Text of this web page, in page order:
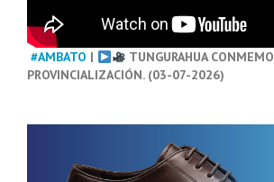
#AMBATO |
TUNGURAHUA
PROVINCIALIZACIÓN. (03-07-2026)